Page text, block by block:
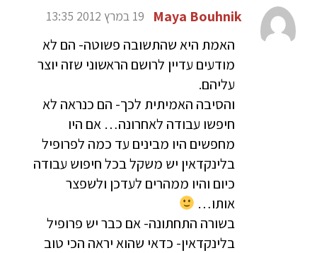
Maya Bouhnik 19 במרץ 2012 13:35
האמת היא שהתשובה פשוטה- הם לא
מודעים עדיין לרושם הראשוני שזה יוצר
עליהם.
והסיבה האמיתית לכך- הם כנראה לא
חיפשו עבודה לאחרונה… אם היו
מחפשים היו מבינים עד כמה לפרופיל
בלינקדאין יש משקל בכל חיפוש עבודה
כיום והיו ממהרים לעדכן ולשפצר
אותו…
בשורה התחתונה- אם כבר יש פרופיל
בלינקדאין- כדאי שהוא יראה הכי טוב